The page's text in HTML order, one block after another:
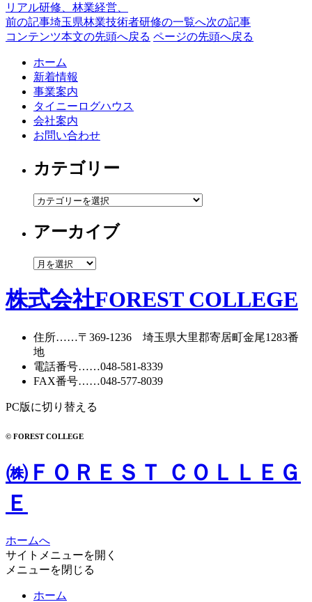
リアル研修、林業経営、
前の記事埼玉県林業技術者研修の一覧へ次の記事
コンテンツ本文の先頭へ戻る ページの先頭へ戻る
ホーム
新着情報
事業案内
タイニーログハウス
会社案内
お問い合わせ
カテゴリー
カ
ゴ
ー
アーカイブ
ア
カ
イ
株式会社FOREST COLLEGE
住所……〒369-1236 埼玉県大里郡寄居町金尾1283番
地
電話番号……048-581-8339
FAX番号……048-577-8039
PC版に切り替える
© FOREST COLLEGE
㈱ＦＯＲＥＳＴ ＣＯＬＬＥＧ
Ｅ
ホームへ
サイトメニューを開く
メニューを閉じる
ホーム